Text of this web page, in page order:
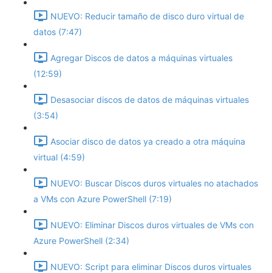
NUEVO: Reducir tamaño de disco duro virtual de
datos (7:47)
Agregar Discos de datos a máquinas virtuales
(12:59)
Desasociar discos de datos de máquinas virtuales
(3:54)
Asociar disco de datos ya creado a otra máquina
virtual (4:59)
NUEVO: Buscar Discos duros virtuales no atachados
a VMs con Azure PowerShell (7:19)
NUEVO: Eliminar Discos duros virtuales de VMs con
Azure PowerShell (2:34)
NUEVO: Script para eliminar Discos duros virtuales